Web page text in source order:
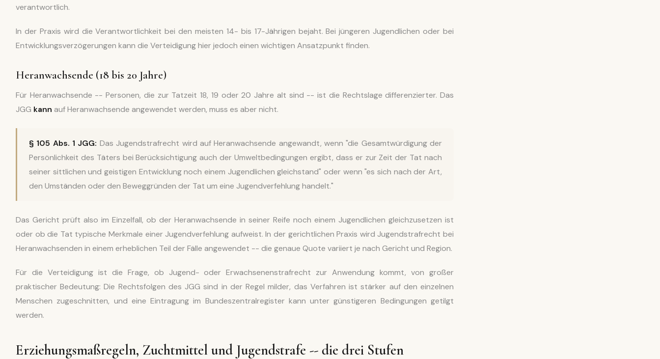
verantwortlich.
In der Praxis wird die Verantwortlichkeit bei den meisten 14- bis 17-Jährigen bejaht. Bei jüngeren Jugendlichen oder bei
Entwicklungsverzögerungen kann die Verteidigung hier jedoch einen wichtigen Ansatzpunkt finden.
Heranwachsende (18 bis 20 Jahre)
Für Heranwachsende -- Personen, die zur Tatzeit 18, 19 oder 20 Jahre alt sind -- ist die Rechtslage differenzierter. Das
JGG kann auf Heranwachsende angewendet werden, muss es aber nicht.
§ 105 Abs. 1 JGG: Das Jugendstrafrecht wird auf Heranwachsende angewandt, wenn "die Gesamtwürdigung der
Persönlichkeit des Täters bei Berücksichtigung auch der Umweltbedingungen ergibt, dass er zur Zeit der Tat nach
seiner sittlichen und geistigen Entwicklung noch einem Jugendlichen gleichstand" oder wenn "es sich nach der Art,
den Umständen oder den Beweggründen der Tat um eine Jugendverfehlung handelt."
Das Gericht prüft also im Einzelfall, ob der Heranwachsende in seiner Reife noch einem Jugendlichen gleichzusetzen ist
oder ob die Tat typische Merkmale einer Jugendverfehlung aufweist. In der gerichtlichen Praxis wird Jugendstrafrecht bei
Heranwachsenden in einem erheblichen Teil der Fälle angewendet -- die genaue Quote variiert je nach Gericht und Region.
Für die Verteidigung ist die Frage, ob Jugend- oder Erwachsenenstrafrecht zur Anwendung kommt, von großer
praktischer Bedeutung: Die Rechtsfolgen des JGG sind in der Regel milder, das Verfahren ist stärker auf den einzelnen
Menschen zugeschnitten, und eine Eintragung im Bundeszentralregister kann unter günstigeren Bedingungen getilgt
werden.
Erziehungsmaßregeln, Zuchtmittel und Jugendstrafe -- die drei Stufen